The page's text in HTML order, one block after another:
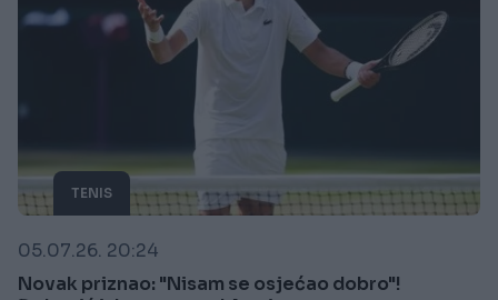
TENIS
05.07.26. 20:24
Novak priznao: "Nisam se osjećao dobro"!